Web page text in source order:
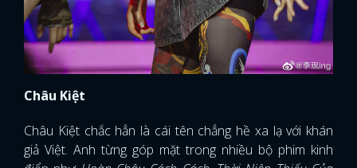
Châu Kiệt
Châu Kiệt chắc hẳn là cái tên chẳng hề xa lạ với khán
giả Việt. Anh từng góp mặt trong nhiều bộ phim kinh